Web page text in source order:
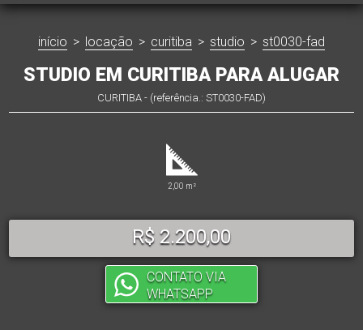
início > locação > curitiba > studio > st0030-fad
STUDIO EM CURITIBA PARA ALUGAR
CURITIBA - (referência.: ST0030-FAD)
2,00 m²
R$ 2.200,00
CONTATO VIA
WHATSAPP